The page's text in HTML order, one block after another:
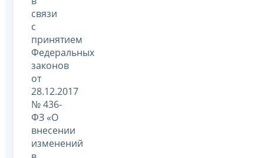
связи
с
принятием
Федеральных
законов
от
28.12.2017
№ 436-
ФЗ «О
внесении
изменений